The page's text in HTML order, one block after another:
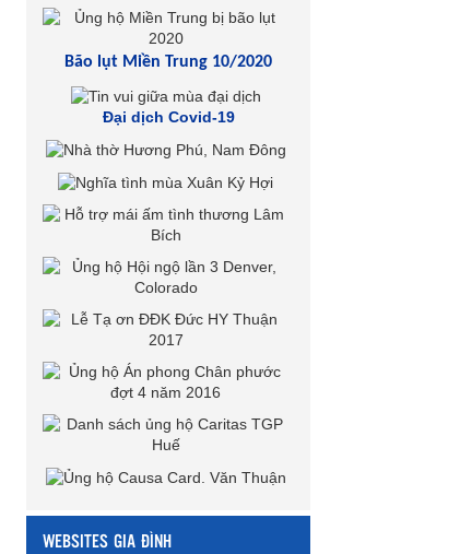
Bão lụt Miền Trung 10/2020
Đại dịch Covid-19
WEBSITES GIA ĐÌNH